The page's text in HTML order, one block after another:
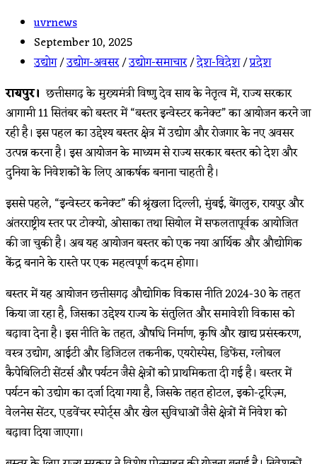
Post
author:
uvrnews
Post
published:
September 10, 2025
Post
category:
उद्योग/उद्योग-अवसर/उद्योग-समाचार/देश-विदेश/प्रदेश
रायपुर। छत्तीसगढ़ के मुख्यमंत्री विष्णु देव साय के नेतृत्व में, राज्य सरकार
आगामी 11 सितंबर को बस्तर में “बस्तर इन्वेस्टर कनेक्ट” का आयोजन करने जा
रही है। इस पहल का उद्देश्य बस्तर क्षेत्र में उद्योग और रोजगार के नए अवसर
उत्पन्न करना है। इस आयोजन के माध्यम से राज्य सरकार बस्तर को देश और
दुनिया के निवेशकों के लिए आकर्षक बनाना चाहती है।
इससे पहले, “इन्वेस्टर कनेक्ट” की श्रृंखला दिल्ली, मुंबई, बेंगलुरु, रायपुर और
अंतरराष्ट्रीय स्तर पर टोक्यो, ओसाका तथा सियोल में सफलतापूर्वक आयोजित
की जा चुकी है। अब यह आयोजन बस्तर को एक नया आर्थिक और औद्योगिक
केंद्र बनाने के रास्ते पर एक महत्वपूर्ण कदम होगा।
बस्तर में यह आयोजन छत्तीसगढ़ औद्योगिक विकास नीति 2024-30 के तहत
किया जा रहा है, जिसका उद्देश्य राज्य के संतुलित और समावेशी विकास को
बढ़ावा देना है। इस नीति के तहत, औषधि निर्माण, कृषि और खाद्य प्रसंस्करण,
वस्त्र उद्योग, आईटी और डिजिटल तकनीक, एयरोस्पेस, डिफेंस, ग्लोबल
कैपेबिलिटी सेंटर्स और पर्यटन जैसे क्षेत्रों को प्राथमिकता दी गई है। बस्तर में
पर्यटन को उद्योग का दर्जा दिया गया है, जिसके तहत होटल, इको-टूरिज़्म,
वेलनेस सेंटर, एडवेंचर स्पोर्ट्स और खेल सुविधाओं जैसे क्षेत्रों में निवेश को
बढ़ावा दिया जाएगा।